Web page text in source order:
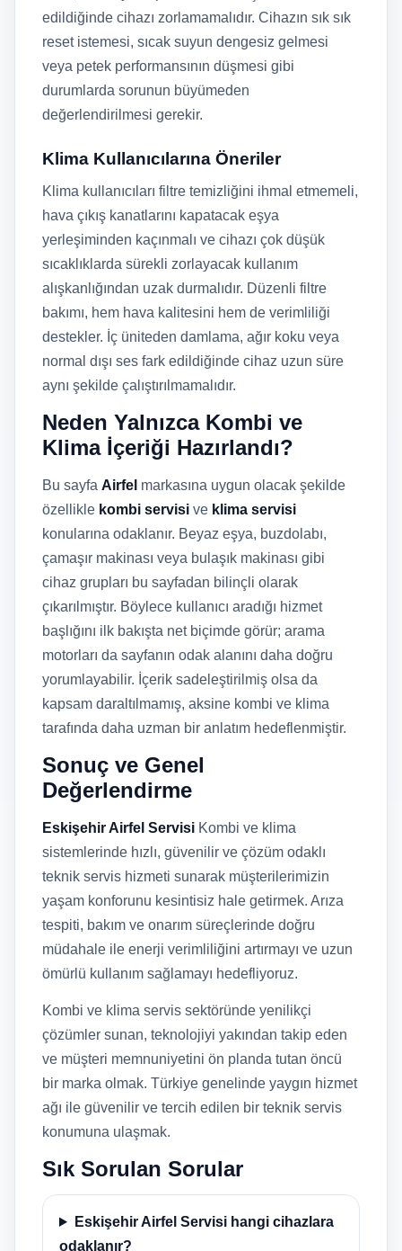
edildiğinde cihazı zorlamamalıdır. Cihazın sık sık
reset istemesi, sıcak suyun dengesiz gelmesi
veya petek performansının düşmesi gibi
durumlarda sorunun büyümeden
değerlendirilmesi gerekir.
Klima Kullanıcılarına Öneriler
Klima kullanıcıları filtre temizliğini ihmal etmemeli,
hava çıkış kanatlarını kapatacak eşya
yerleşiminden kaçınmalı ve cihazı çok düşük
sıcaklıklarda sürekli zorlayacak kullanım
alışkanlığından uzak durmalıdır. Düzenli filtre
bakımı, hem hava kalitesini hem de verimliliği
destekler. İç üniteden damlama, ağır koku veya
normal dışı ses fark edildiğinde cihaz uzun süre
aynı şekilde çalıştırılmamalıdır.
Neden Yalnızca Kombi ve
Klima İçeriği Hazırlandı?
Bu sayfa Airfel markasına uygun olacak şekilde
özellikle kombi servisi ve klima servisi
konularına odaklanır. Beyaz eşya, buzdolabı,
çamaşır makinası veya bulaşık makinası gibi
cihaz grupları bu sayfadan bilinçli olarak
çıkarılmıştır. Böylece kullanıcı aradığı hizmet
başlığını ilk bakışta net biçimde görür; arama
motorları da sayfanın odak alanını daha doğru
yorumlayabilir. İçerik sadeleştirilmiş olsa da
kapsam daraltılmamış, aksine kombi ve klima
tarafında daha uzman bir anlatım hedeflenmiştir.
Sonuç ve Genel
Değerlendirme
Eskişehir Airfel Servisi Kombi ve klima
sistemlerinde hızlı, güvenilir ve çözüm odaklı
teknik servis hizmeti sunarak müşterilerimizin
yaşam konforunu kesintisiz hale getirmek. Arıza
tespiti, bakım ve onarım süreçlerinde doğru
müdahale ile enerji verimliliğini artırmayı ve uzun
ömürlü kullanım sağlamayı hedefliyoruz.
Kombi ve klima servis sektöründe yenilikçi
çözümler sunan, teknolojiyi yakından takip eden
ve müşteri memnuniyetini ön planda tutan öncü
bir marka olmak. Türkiye genelinde yaygın hizmet
ağı ile güvenilir ve tercih edilen bir teknik servis
konumuna ulaşmak.
Sık Sorulan Sorular
Eskişehir Airfel Servisi hangi cihazlara
odaklanır?